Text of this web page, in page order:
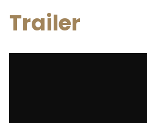
Trailer